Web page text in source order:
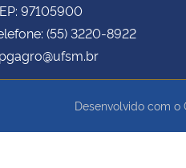
97105900
(55) 3220-8922
Desenvolvido com